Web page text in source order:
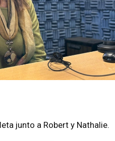
junto a Robert y Nathalie.